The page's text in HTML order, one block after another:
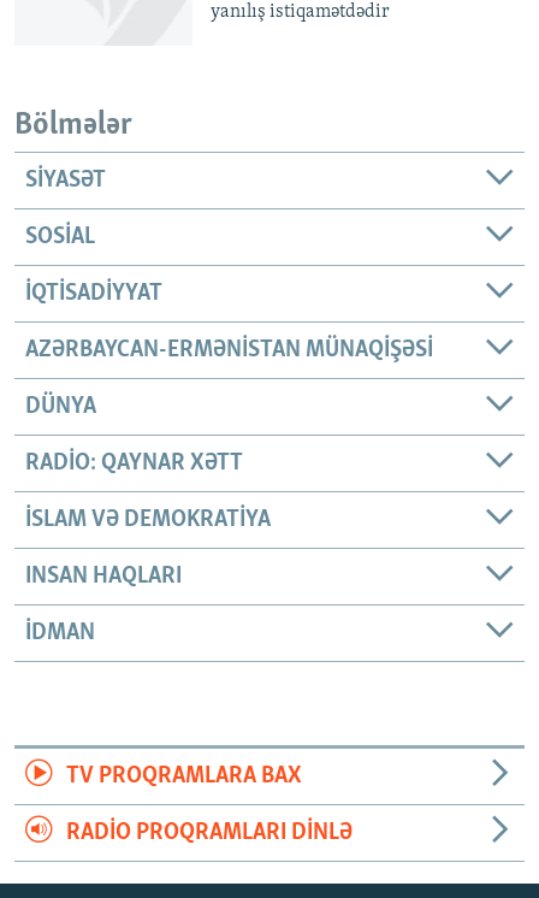
yanılış istiqamətdədir
Bölmələr
SIYASƏT
SOSIAL
İQTISADIYYAT
AZƏRBAYCAN-ERMƏNISTAN MÜNAQIŞƏSI
DÜNYA
RADIO: QAYNAR XƏTT
İSLAM VƏ DEMOKRATIYA
INSAN HAQLARI
İDMAN
TV PROQRAMLARA BAX
RADIO PROQRAMLARI DINLƏ